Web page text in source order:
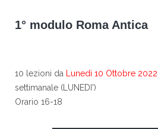
1° modulo Roma Antica
10 lezioni da Lunedì 10 Ottobre 2022
settimanale (LUNEDI')
Orario 16-18